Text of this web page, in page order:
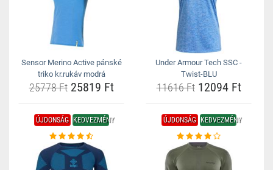
Sensor Merino Active pánské
triko kr.rukáv modrá
25778 Ft25819 Ft
Under Armour Tech SSC -
Twist-BLU
11616 Ft12094 Ft
ÚJDONSÁG KEDVEZMÉNY ÚJDONSÁG KEDVEZMÉNY